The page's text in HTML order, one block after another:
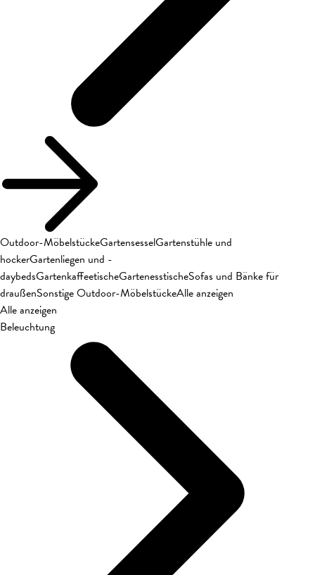
Outdoor-MöbelstückeGartensesselGartenstühle und
hockerGartenliegen und -
daybedsGartenkaffeetischeGartenesstischeSofas und Bänke für
draußenSonstige Outdoor-MöbelstückeAlle anzeigen
Alle anzeigen
Beleuchtung